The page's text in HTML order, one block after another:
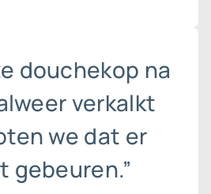
douchekop na
verkalkt
we dat er
gebeuren.”